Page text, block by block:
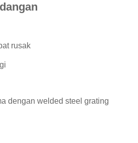
rusak
dengan welded steel grating